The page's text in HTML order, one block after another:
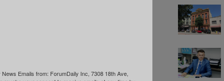
Emails from: ForumDaily Inc, 7308 18th Ave,